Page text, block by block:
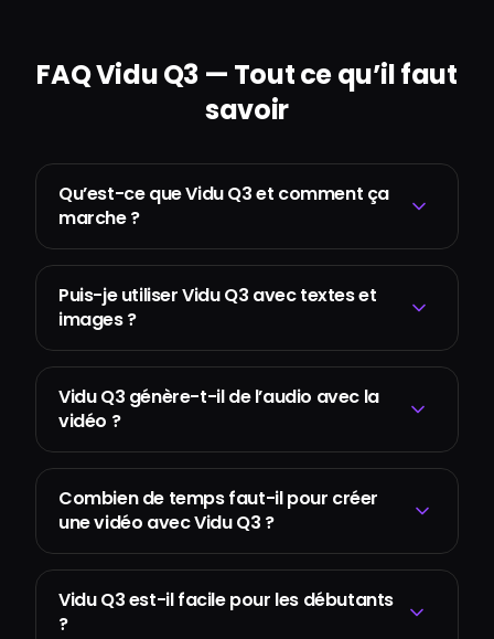
FAQ Vidu Q3 — Tout ce qu’il faut
savoir
Qu’est-ce que Vidu Q3 et comment ça
marche ?
Puis-je utiliser Vidu Q3 avec textes et
images ?
Vidu Q3 génère-t-il de l’audio avec la
vidéo ?
Combien de temps faut-il pour créer
une vidéo avec Vidu Q3 ?
Vidu Q3 est-il facile pour les débutants
?